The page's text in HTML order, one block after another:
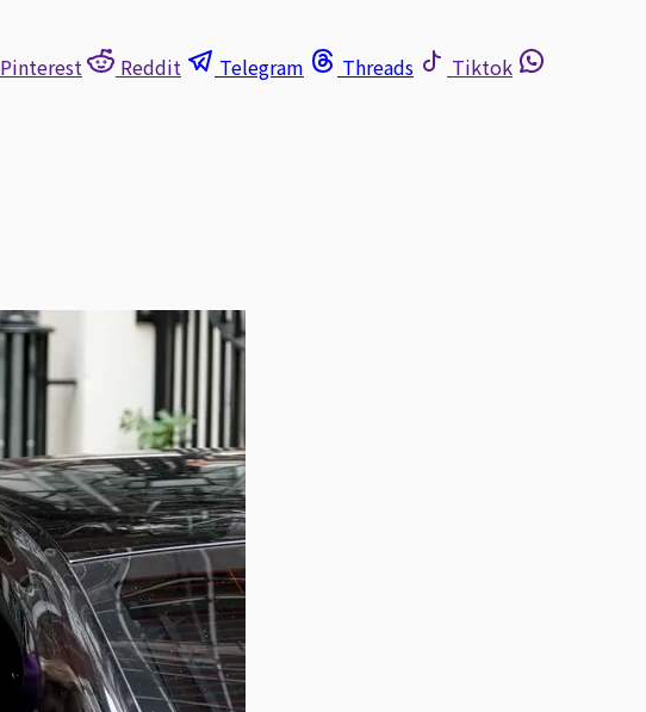
Pinterest Reddit Telegram Threads
Tiktok